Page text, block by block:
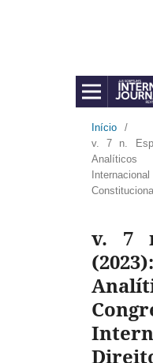
Início /
v. 7 n.
Constitucional
v. 7